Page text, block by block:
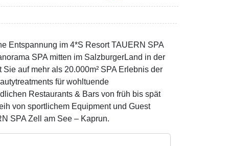
Entspannung im 4*S Resort TAUERN SPA
SPA mitten im SalzburgerLand in der
auf mehr als 20.000m² SPA Erlebnis der
für wohltuende
Restaurants & Bars von früh bis spät
von sportlichem Equipment und Guest
SPA Zell am See – Kaprun.